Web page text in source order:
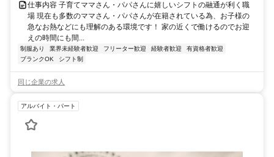
仕事内容 子育てママさん・パパさんに嬉しいシフトの融通が利く職
場 現在も多数のママさん・パパさんが在籍されている為、お子様の
急なお熱などにも理解のある環境です！ 家の近くで働けるのでお迎
えの時間にも間...
制服あり 業界未経験者歓迎 フリーター歓迎 経験者歓迎
有資格者歓迎
ブランクOK
シフト制
同じ企業の求人
アルバイト・パート